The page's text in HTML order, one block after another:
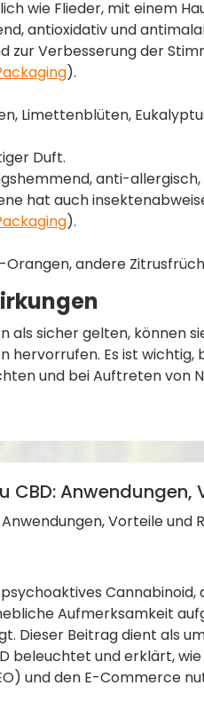
wie Flieder, mit einem
antioxidativ und
zur Verbesserung der
)​.
Limettenblüten,
Duft.
anti-
hat auch
)​.
Orangen, andere
als sicher gelten, können
hervorrufen. Es ist
und bei Auftreten von
CBD: Anwendungen,
Vorteile und
Cannabinoid,
Aufmerksamkeit
Dieser Beitrag dient als
beleuchtet und erklärt,
und den E-Commerce